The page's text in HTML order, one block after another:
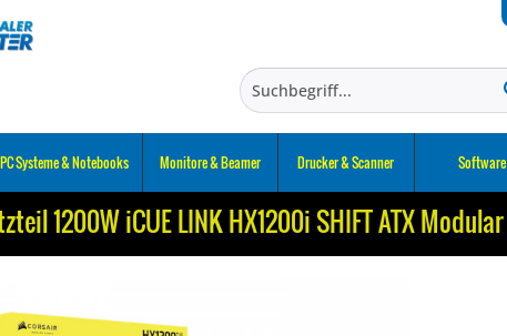
PC Systeme & Notebooks Monitore & Beamer Drucker & Scanner Software
1200W iCUE LINK HX1200i SHIFT ATX Modular